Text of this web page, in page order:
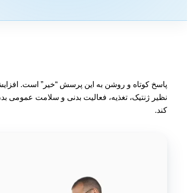
نظیر ژنتیک، تغذیه، فعالیت بدنی و سلامت عمومی
کند.